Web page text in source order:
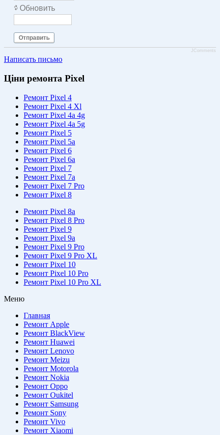
Обновить
Отправить
JComments
Написать письмо
Ціни ремонта Pixel
Ремонт Pixel 4
Ремонт Pixel 4 Xl
Ремонт Pixel 4a 4g
Ремонт Pixel 4a 5g
Ремонт Pixel 5
Ремонт Pixel 5a
Ремонт Pixel 6
Ремонт Pixel 6a
Ремонт Pixel 7
Ремонт Pixel 7a
Ремонт Pixel 7 Pro
Ремонт Pixel 8
Ремонт Pixel 8a
Ремонт Pixel 8 Pro
Ремонт Pixel 9
Ремонт Pixel 9a
Ремонт Pixel 9 Pro
Ремонт Pixel 9 Pro XL
Ремонт Pixel 10
Ремонт Pixel 10 Pro
Ремонт Pixel 10 Pro XL
Меню
Главная
Ремонт Apple
Ремонт BlackView
Ремонт Huawei
Ремонт Lenovo
Ремонт Meizu
Ремонт Motorola
Ремонт Nokia
Ремонт Oppo
Ремонт Oukitel
Ремонт Samsung
Ремонт Sony
Ремонт Vivo
Ремонт Xiaomi